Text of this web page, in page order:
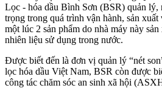
Lọc - hóa dầu Bình Sơn (BSR) quản lý,
trọng trong quá trình vận hành, sản
một lúc 2 sản phẩm do nhà máy này
nhiên liệu sử dụng trong nước.
Được biết đến là đơn vị quản lý “nét
lọc hóa dầu Việt Nam, BSR còn được
công tác chăm sóc an sinh xã hội